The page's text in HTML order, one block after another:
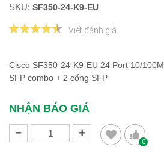
SKU: SF350-24-K9-EU
Viết đánh giá
Cisco SF350-24-K9-EU 24 Port 10/
SFP combo + 2 cổng SFP
NHẬN BÁO GIÁ
0